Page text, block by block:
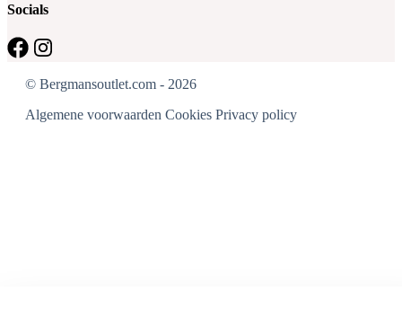
Socials
© Bergmansoutlet.com - 2026
Algemene voorwaarden Cookies Privacy policy